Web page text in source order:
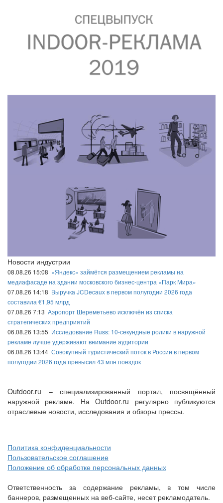
Новости индустрии
08.08.26 15:08 «Яндекс» займётся размещением рекламы на
медиафасаде на здании московского бизнес-центра «Парк Мира»
07.08.26 14:18 Выручка JCDecaux в первом полугодии 2026 года
составила €1,95 млрд
07.08.26 7:13 Аэропорт Шереметьево исключён из списка
стратегических предприятий
06.08.26 13:55 Исследование Russ: 10-секундные ролики в наружной
рекламе лучше удерживают внимание аудитории
06.08.26 13:44 Совокупный туристический поток в России в первом
полугодии 2026 года превысил 43 млн поездок
Outdoor.ru – специализированный портал, посвящённый
наружной рекламе. На Outdoor.ru регулярно публикуются
отраслевые новости, исследования и обзоры прессы.
Политика конфиденциальности
Пользовательское соглашение
Положение об обработке персональных данных
Ответственность за содержание рекламы, в том числе
баннеров, размещенных на веб-сайте, несет рекламодатель.